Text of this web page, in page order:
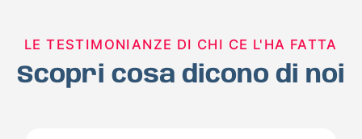
LE TESTIMONIANZE DI CHI CE L'HA FATTA
Scopri cosa dicono di noi